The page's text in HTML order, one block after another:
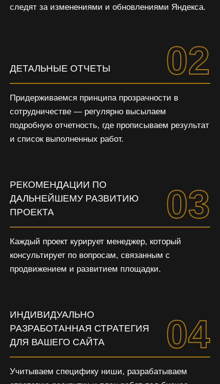
следят за изменениями и обновлениями Яндекса.
ДЕТАЛЬНЫЕ ОТЧЕТЫ 02
Придерживаемся принципа прозрачности в
сотрудничестве — регулярно высылаем
подробную отчетность, где прописываем результат
и список выполненных работ.
РЕКОМЕНДАЦИИ ПО
ДАЛЬНЕЙШЕМУ РАЗВИТИЮ
ПРОЕКТА
03
Каждый проект курирует менеджер, который
консультирует по вопросам, связанным с
продвижением и развитием площадки.
ИНДИВИДУАЛЬНО
РАЗРАБОТАННАЯ СТРАТЕГИЯ
ДЛЯ ВАШЕГО САЙТА
04
Учитываем специфику ниши, разрабатываем